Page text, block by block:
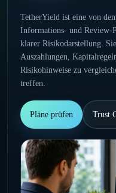
TetherYield ist eine von
Informations- und
klarer Risikodarstellung.
Auszahlungen,
Risikohinweise zu
treffen.
Pläne prüfen Trust